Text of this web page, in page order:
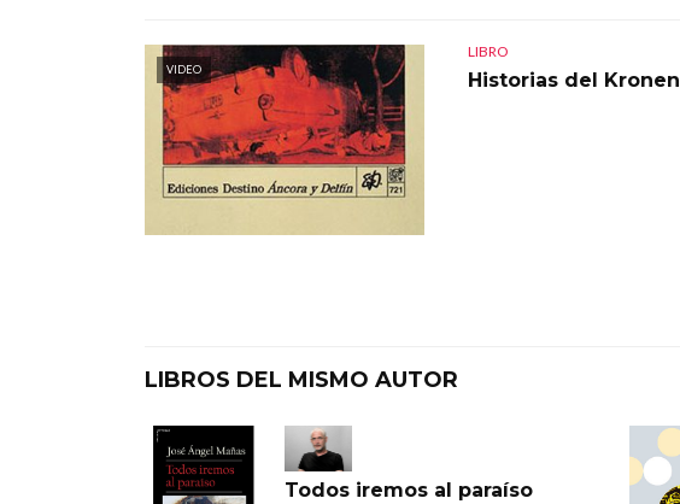
VIDEO
LIBRO
Historias del Kronen
LIBROS DEL MISMO AUTOR
Todos iremos al paraíso